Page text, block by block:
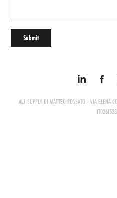
Submit
AL1 SUPPLY DI MATTEO ROSSATO - VIA ELENA